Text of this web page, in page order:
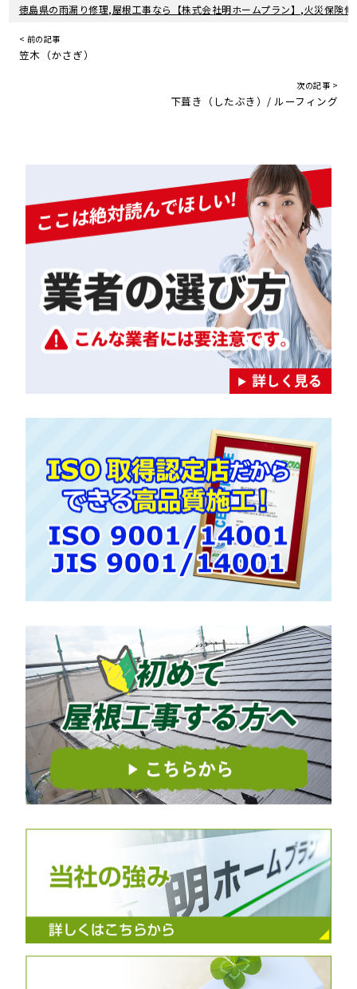
徳島県の雨漏り修理,屋根工事なら【株式会社明ホームプラン】,火災保険修
< 前の記事
笠木（かさぎ）
次の記事 >
下葺き（したぶき）/ ルーフィング